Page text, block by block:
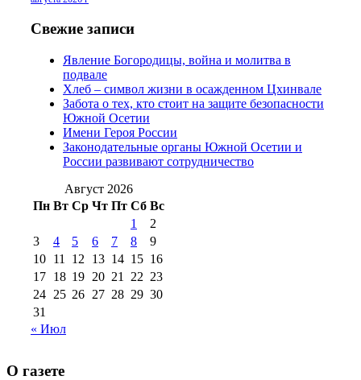
июля 2017 г
2012 г
(15)
№97 30 июля 2015 г
(15)№98 1 августа 2015 г
августа 2016 г(10)№98 5 июля 2014 г(10)
№98 8 августа 2013 г
августа 2012 г(14) №98+99 11 июля
2017 г(9)
№99 4 августа
2016 г(12) №99 8 июля 2014 г
августа 2012 г(11)
августа 2013 г
(12)
Свежие записи
Явление Богородицы, война и молитва в
подвале
Хлеб – символ жизни в осажденном Цхинвале
Забота о тех, кто стоит на защите безопасности
Южной Осетии
Имени Героя России
Законодательные органы Южной Осетии и
России развивают сотрудничество
Август 2026
Пн Вт Ср Чт Пт Сб Вс
1
2
3
4 5 6 7 8
9
10 11 12 13 14 15 16
17 18 19 20 21 22 23
24 25 26 27 28 29 30
31
« Июл
О газете